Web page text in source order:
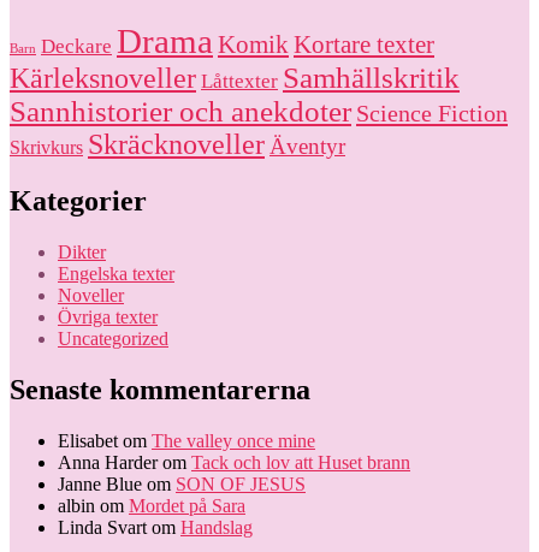
Barn Deckare Drama KomikKortare texter
Kärleksnoveller Låttexter Samhällskritik
Sannhistorier och anekdoter Science Fiction
Skrivkurs SkräcknovellerÄventyr
Kategorier
Dikter
Engelska texter
Noveller
Övriga texter
Uncategorized
Senaste kommentarerna
Elisabet om The valley once mine
Anna Harderom Tack och lov att Huset brann
Janne Blue om SON OF JESUS
albin om Mordet på Sara
Linda Svart om Handslag